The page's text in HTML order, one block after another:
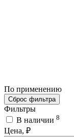
По применению
Сброс фильтра
Фильтры
В наличии 8
Цена, ₽